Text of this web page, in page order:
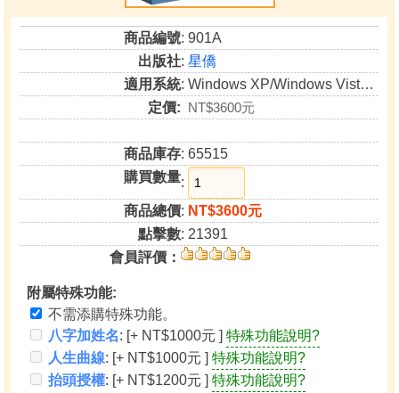
商品編號: 901A
出版社:星僑
適用系統: Windows XP/Windows Vista/Windows 7/Windows 8(非RT版)/Windows 10
定價: NT$3600元
商品庫存: 65515
購買數量:
商品總價: NT$3600元
點擊數: 21391
會員評價：
附屬特殊功能:
不需添購特殊功能。
八字加姓名: [+ NT$1000元 ] 特殊功能說明?
人生曲線: [+ NT$1000元 ] 特殊功能說明?
抬頭授權: [+ NT$1200元 ] 特殊功能說明?